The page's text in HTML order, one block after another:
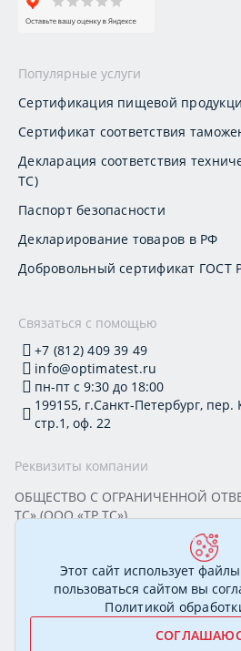
Популярные услуги
Сертификация пищевой
Сертификат соответствия
Декларация соответствия
ТС)
Паспорт безопасности
Декларирование товаров в РФ
Добровольный сертификат ГОСТ
Связаться с помощью
+7 (812) 409 39 49
info@optimatest.ru
пн-пт с 9:30 до 18:00
199155, г.Санкт-Петербург, пер.
стр.1, оф. 22
Реквизиты компании
ОБЩЕСТВО С ОГРАНИЧЕННОЙ
ТС» (ООО «ТР ТС»)
Юридический адрес: 199155, г.
Каховского, д. 12, стр. 1, помещение
ИНН 7813295032 КПП 780101001
ОКПО 20395319 Генеральный
© 2007—2026 Сертификационный
Этот сайт использует
пользоваться сайтом вы
Политикой